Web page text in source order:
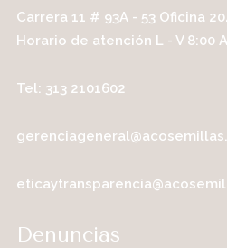
Carrera 11 # 93A - 53 Oficina
Horario de atención L - V 8:00
Tel: 313 2101602
Denuncias